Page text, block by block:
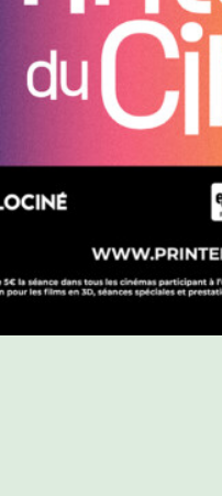
PROGRAMME